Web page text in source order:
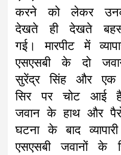
करने को लेकर
देखते ही देखते
गई। मारपीट में
एसएसबी के दो
सुरेंद्र सिंह और एक
सिर पर चोट आई
जवान के हाथ और
घटना के बाद
एसएसबी जवानों के